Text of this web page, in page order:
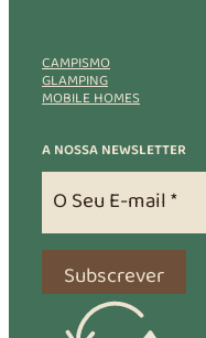
CAMPISMO
GLAMPING
MOBILE HOMES
A NOSSA NEWSLETTER
Subscrever